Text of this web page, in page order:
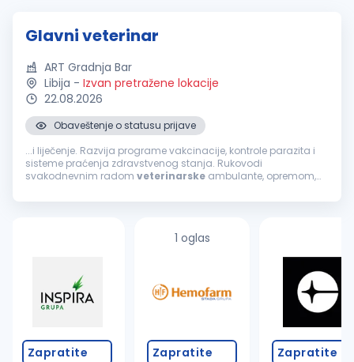
Glavni veterinar
ART Gradnja Bar
Libija - Izvan pretražene lokacije
22.08.2026
Obaveštenje o statusu prijave
...i liječenje. Razvija programe vakcinacije, kontrole parazita i
sisteme praćenja zdravstvenog stanja. Rukovodi
svakodnevnim radom veterinarske ambulante, opremom,
dobrobit životinja, sarađuje na unapređenju...
Zapratite
1 oglas
Zapratite Zapratite